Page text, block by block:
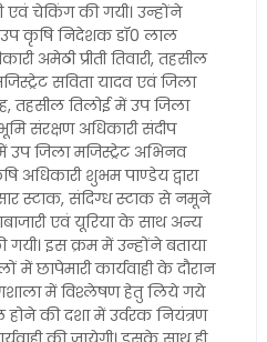
एवं चेकिंग की गयी। उन्होंने
कृषि निदेशक डॉ0 लाल
अमेठी प्रीती तिवारी, तहसील
सविता यादव एवं जिला
तहसील तिलोई में उप जिला
संरक्षण अधिकारी संदीप
उप जिला मजिस्ट्रेट अभिनव
अधिकारी शुभम पाण्डेय द्वारा
स्टाक, संदिग्ध स्टाक से नमूने
एवं यूरिया के साथ अन्य
इस क्रम में उन्होंने बताया
छापेमारी कार्यवाही के दौरान
में विश्लेषण हेतु लिये गये
की दशा में उर्वरक नियंत्रण